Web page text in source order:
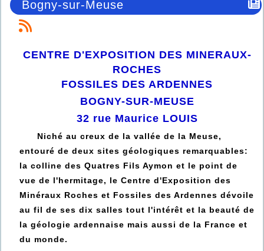
Bogny-sur-Meuse
CENTRE D'EXPOSITION DES MINERAUX-
ROCHES
FOSSILES DES ARDENNES
BOGNY-SUR-MEUSE
32 rue Maurice LOUIS
Niché au creux de la vallée de la Meuse,
entouré de deux sites géologiques remarquables:
la colline des Quatres Fils Aymon et le point de
vue de l'hermitage, le Centre d'Exposition des
Minéraux Roches et Fossiles des Ardennes dévoile
au fil de ses dix salles tout l'intérêt et la beauté de
la géologie ardennaise mais aussi de la France et
du monde.